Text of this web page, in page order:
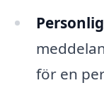
för en